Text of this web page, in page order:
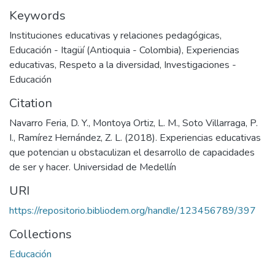
Keywords
Instituciones educativas y relaciones pedagógicas,
Educación - Itagüí (Antioquia - Colombia), Experiencias
educativas, Respeto a la diversidad, Investigaciones -
Educación
Citation
Navarro Feria, D. Y., Montoya Ortiz, L. M., Soto Villarraga, P.
I., Ramírez Hernández, Z. L. (2018). Experiencias educativas
que potencian u obstaculizan el desarrollo de capacidades
de ser y hacer. Universidad de Medellín
URI
https://repositorio.bibliodem.org/handle/123456789/397
Collections
Educación